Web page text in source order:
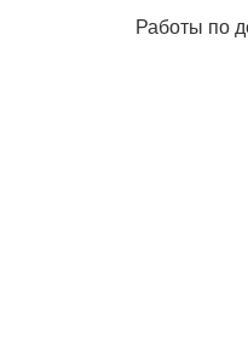
Работы по